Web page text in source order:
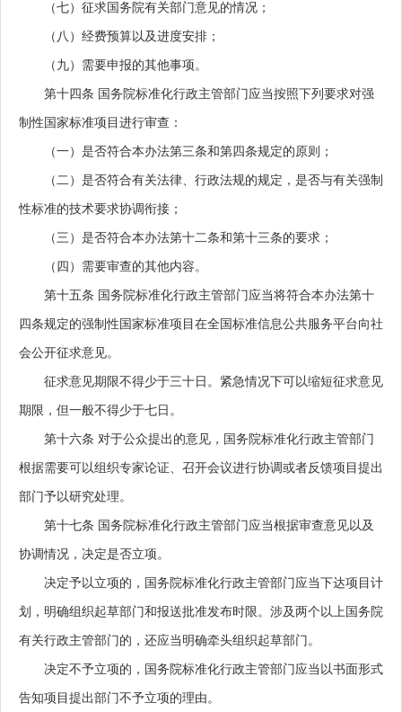
（七）征求国务院有关部门意见的情况；
（八）经费预算以及进度安排；
（九）需要申报的其他事项。
第十四条 国务院标准化行政主管部门应当按照下列要求对强
制性国家标准项目进行审查：
（一）是否符合本办法第三条和第四条规定的原则；
（二）是否符合有关法律、行政法规的规定，是否与有关强制
性标准的技术要求协调衔接；
（三）是否符合本办法第十二条和第十三条的要求；
（四）需要审查的其他内容。
第十五条 国务院标准化行政主管部门应当将符合本办法第十
四条规定的强制性国家标准项目在全国标准信息公共服务平台向社
会公开征求意见。
征求意见期限不得少于三十日。紧急情况下可以缩短征求意见
期限，但一般不得少于七日。
第十六条 对于公众提出的意见，国务院标准化行政主管部门
根据需要可以组织专家论证、召开会议进行协调或者反馈项目提出
部门予以研究处理。
第十七条 国务院标准化行政主管部门应当根据审查意见以及
协调情况，决定是否立项。
决定予以立项的，国务院标准化行政主管部门应当下达项目计
划，明确组织起草部门和报送批准发布时限。涉及两个以上国务院
有关行政主管部门的，还应当明确牵头组织起草部门。
决定不予立项的，国务院标准化行政主管部门应当以书面形式
告知项目提出部门不予立项的理由。